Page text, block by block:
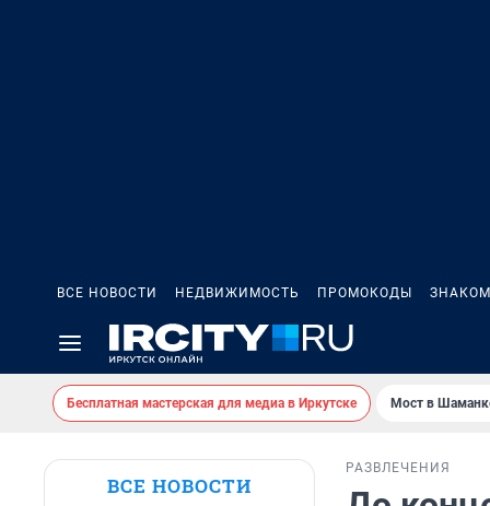
ВСЕ НОВОСТИ НЕДВИЖИМОСТЬ ПРОМОКОДЫ
Бесплатная мастерская для медиа в Иркутске Мост в
ВСЕ НОВОСТИ
РАЗВЛЕЧЕНИЯ